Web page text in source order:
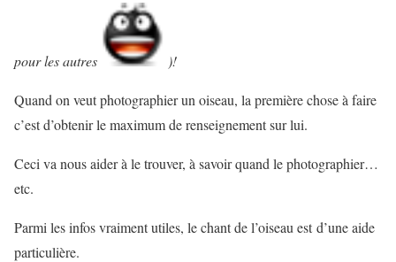
pour les autres )!
Quand on veut photographier un oiseau, la première chose à faire
c’est d’obtenir le maximum de renseignement sur lui.
Ceci va nous aider à le trouver, à savoir quand le photographier…
etc.
Parmi les infos vraiment utiles, le chant de l’oiseau est d’une aide
particulière.